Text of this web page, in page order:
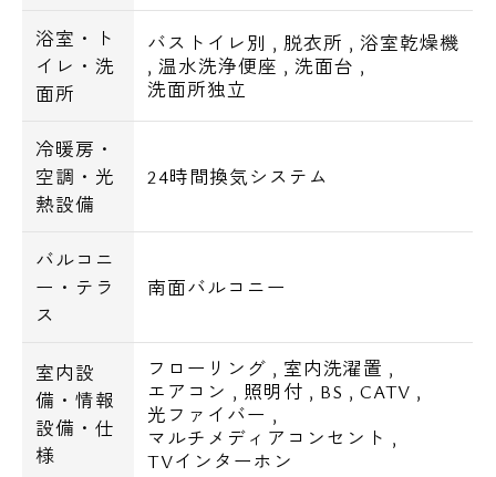
浴室・ト
イレ・洗
面所
バストイレ別 , 脱衣所 , 浴室乾燥機
,温水洗浄便座 , 洗面台 ,
洗面所独立
冷暖房・
空調・光
熱設備
24時間換気システム
バルコニ
ー・テラ
ス
南面バルコニー
室内設
備・情報
設備・仕
様
フローリング , 室内洗濯置 ,
エアコン , 照明付 , BS , CATV ,
光ファイバー ,
マルチメディアコンセント ,
TVインターホン